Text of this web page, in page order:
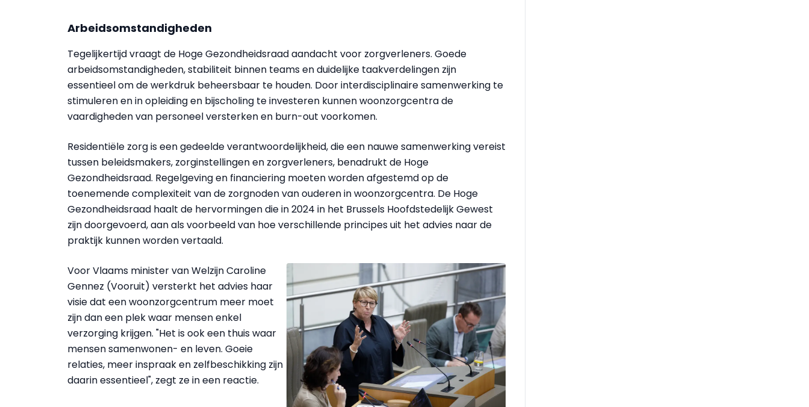
Arbeidsomstandigheden
Tegelijkertijd vraagt de Hoge Gezondheidsraad aandacht voor zorgverleners. Goede
arbeidsomstandigheden, stabiliteit binnen teams en duidelijke taakverdelingen zijn
essentieel om de werkdruk beheersbaar te houden. Door interdisciplinaire samenwerking te
stimuleren en in opleiding en bijscholing te investeren kunnen woonzorgcentra de
vaardigheden van personeel versterken en burn-out voorkomen.
Residentiële zorg is een gedeelde verantwoordelijkheid, die een nauwe samenwerking vereist
tussen beleidsmakers, zorginstellingen en zorgverleners, benadrukt de Hoge
Gezondheidsraad. Regelgeving en financiering moeten worden afgestemd op de
toenemende complexiteit van de zorgnoden van ouderen in woonzorgcentra. De Hoge
Gezondheidsraad haalt de hervormingen die in 2024 in het Brussels Hoofdstedelijk Gewest
zijn doorgevoerd, aan als voorbeeld van hoe verschillende principes uit het advies naar de
praktijk kunnen worden vertaald.
Voor Vlaams minister van Welzijn Caroline
Gennez (Vooruit) versterkt het advies haar
visie dat een woonzorgcentrum meer moet
zijn dan een plek waar mensen enkel
verzorging krijgen. "Het is ook een thuis waar
mensen samenwonen- en leven. Goeie
relaties, meer inspraak en zelfbeschikking zijn
daarin essentieel", zegt ze in een reactie.